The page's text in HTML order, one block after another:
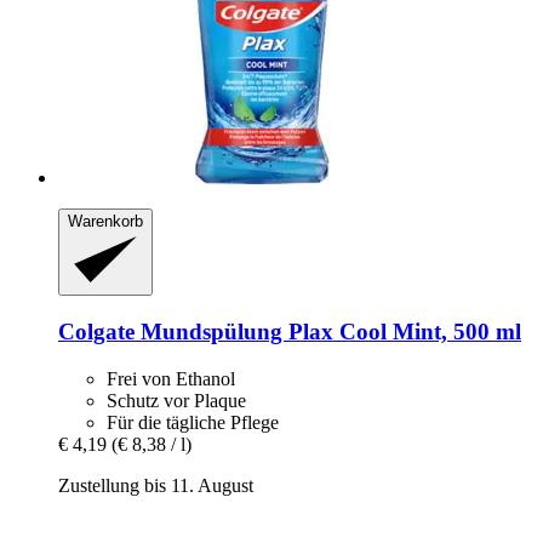
Warenkorb
Colgate Mundspülung Plax Cool Mint, 500 ml
Frei von Ethanol
Schutz vor Plaque
Für die tägliche Pflege
€ 4,19 (€ 8,38 / l)
Zustellung bis 11. August